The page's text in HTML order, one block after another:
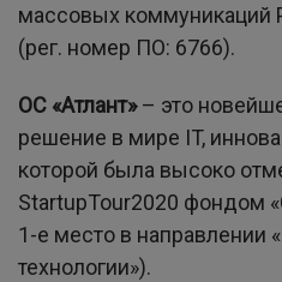
массовых коммуникаций
(рег. номер ПО: 6766).
ОС «Атлант»– это
решение в мире IT,
которой была высоко
StartupTour2020 фондом
1-е место в
технологии»).